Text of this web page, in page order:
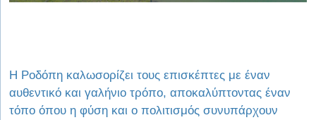
Η Ροδόπη καλωσορίζει τους επισκέπτες με έναν
αυθεντικό και γαλήνιο τρόπο, αποκαλύπτοντας έναν
τόπο όπου η φύση και ο πολιτισμός συνυπάρχουν